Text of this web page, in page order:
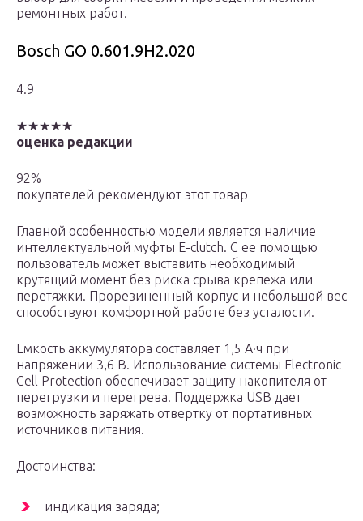
ремонтных работ.
Bosch GO 0.601.9H2.020
4.9
★★★★★
оценка редакции
92%
покупателей рекомендуют этот товар
Главной особенностью модели является наличие
интеллектуальной муфты E-clutch. С ее помощью
пользователь может выставить необходимый
крутящий момент без риска срыва крепежа или
перетяжки. Прорезиненный корпус и небольшой вес
способствуют комфортной работе без усталости.
Емкость аккумулятора составляет 1,5 А·ч при
напряжении 3,6 В. Использование системы Electronic
Cell Protection обеспечивает защиту накопителя от
перегрузки и перегрева. Поддержка USB дает
возможность заряжать отвертку от портативных
источников питания.
Достоинства:
индикация заряда;